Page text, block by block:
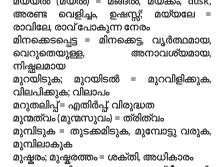
അരണ്ട വെളിച്ചം, ഉഷസ്സ്; മയ്യലേ =
രാവിലേ, രാവ് പോകുന്ന നേരം
മിനക്കെടപ്പെട്ട = മിനക്കെട്ട, വൃര്‍ത്ഥമായ,
വെറുതെയുള്ള, അനാവശ്യമായ,
നിഷ്ഫലമായ
മുറയിടുക; മുറയിടല്‍ = മുറവിളിക്കുക,
വിലപിക്കുക; വിലാപം
മറുതലിപ്പ് = എതിര്‍പ്പ്, വിരുദ്ധത
മുന്മത്വം (മുന്മസുവം) = ത്രിത്വം
മുമ്പിടുക = തുടക്കമിടുക, മുമ്പോട്ടു വരുക,
മുമ്പിലാകുക
മുഷ്കരം; മുഷ്കരത്തം = ശക്തി, അധികാരം